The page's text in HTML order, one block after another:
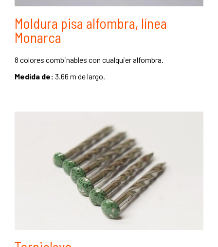
Moldura pisa alfombra, línea
Monarca
8 colores combinables con cualquier alfombra.
Medida de: 3.66 m de largo.